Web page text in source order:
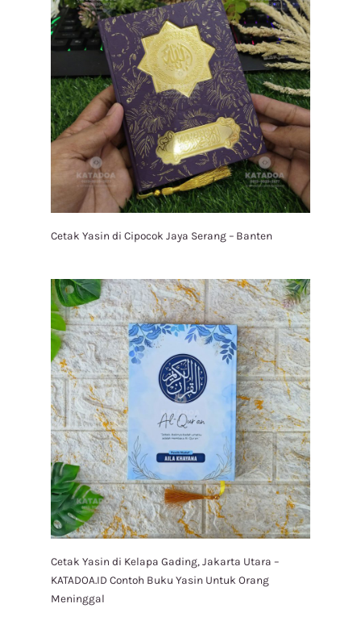
Cetak Yasin di Cipocok Jaya Serang – Banten
Cetak Yasin di Kelapa Gading, Jakarta Utara –
KATADOA.ID Contoh Buku Yasin Untuk Orang
Meninggal